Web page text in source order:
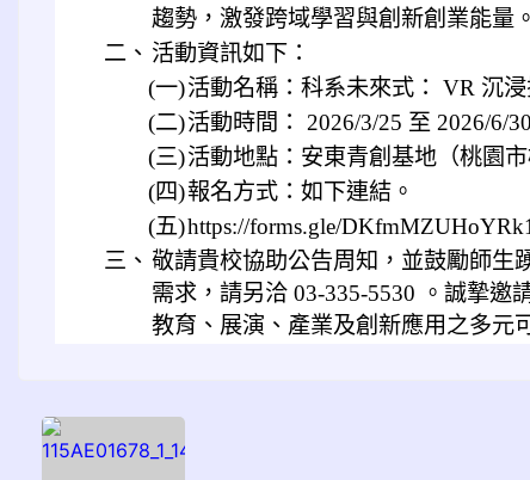
趨勢，激發跨域學習與創新創業能量。
二、 活動資訊如下：
(一)活動名稱：科系未來式： VR 沉浸
(二)活動時間： 2026/3/25 至 2026/6/
(三)活動地點：安東青創基地（桃園
(四)報名方式：如下連結。
(五)https://forms.gle/
三、 敬請貴校協助公告周知，並鼓勵師生
需求，請另洽 03-335-5530 。誠摯邀
教育、展演、產業及創新應用之多元